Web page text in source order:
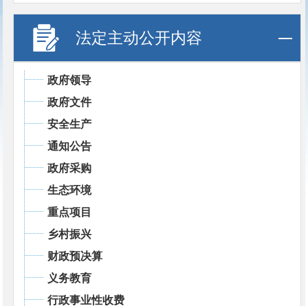
法定主动公开内容
政府领导
政府文件
安全生产
通知公告
政府采购
生态环境
重点项目
乡村振兴
财政预决算
义务教育
行政事业性收费